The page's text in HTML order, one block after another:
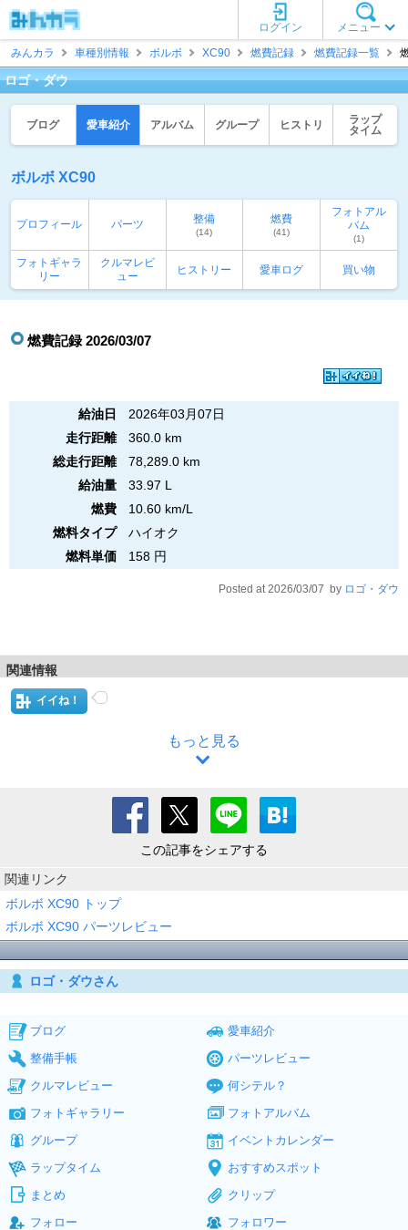
メニュー
ログイン
みんカラ
車種別情報 ボルボ XC90 燃費記録 燃費記録一覧
ロゴ・ダウ
ブログ 愛車紹介 アルバム グループ ヒストリ
ラップ
タイム
ボルボ XC90
プロフィール パーツ 整備
(14)
燃費
(41)
フォトアル
バム
(1)
フォトギャラ
リー
クルマレビ
ュー
ヒストリー 愛車ログ 買い物
燃費記録 2026/03/07
給油日
2026年03月07日
走行距離
360.0 km
総走行距離
78,289.0 km
給油量
33.97 L
燃費
10.60 km/L
燃料タイプ
ハイオク
燃料単価
158 円
Posted at 2026/03/07 by ロゴ・ダウ
関連情報
イイね！
もっと見る
この記事をシェアする
関連リンク
ボルボ XC90 トップ
ボルボ XC90 パーツレビュー
ロゴ・ダウさん
ブログ
愛車紹介
整備手帳
パーツレビュー
クルマレビュー
何シテル？
フォトギャラリー
フォトアルバム
グループ
イベントカレンダー
ラップタイム
おすすめスポット
まとめ
クリップ
フォロー
フォロワー